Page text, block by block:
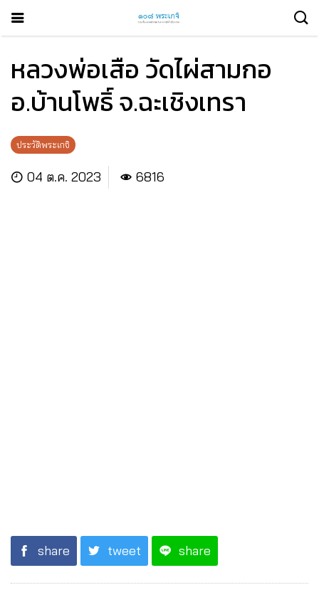
หลวงพ่อเสือ วัดไผ่สามกอ
อ.บ้านโพธิ์ จ.ฉะเชิงเทรา
ประวัติพระเกจิ
04 ต.ค. 2023 6816
share tweet share